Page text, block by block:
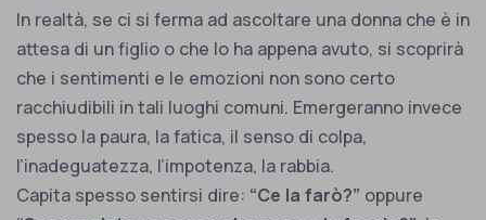
In realtà, se ci si ferma ad ascoltare una donna che è in
attesa di un figlio o che lo ha appena avuto, si scoprirà
che i sentimenti e le emozioni non sono certo
racchiudibili in tali luoghi comuni. Emergeranno invece
spesso la paura, la fatica, il senso di colpa,
l’inadeguatezza, l’impotenza, la rabbia.
Capita spesso sentirsi dire: “Ce la farò?” oppure